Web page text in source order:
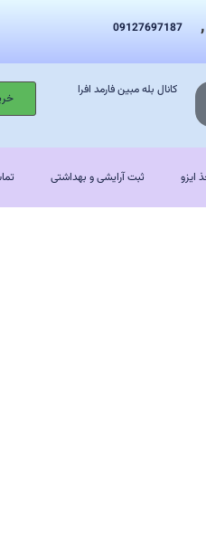
,
09127697187
کانال بله مبین فارمد افرا
ایزو ثبت آرایشی و بهداشتی